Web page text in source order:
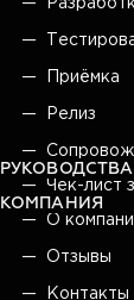
Приёмка
Релиз
РУКОВОДСТВА
Чек-лист
КОМПАНИЯ
О
Отзывы
Контакты